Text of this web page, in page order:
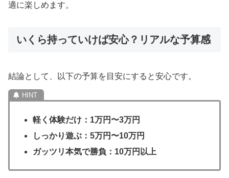
適に楽しめます。
いくら持っていけば安心？リアルな予算感
結論として、以下の予算を目安にすると安心です。
軽く体験だけ：1万円〜3万円
しっかり遊ぶ：5万円〜10万円
ガッツリ本気で勝負：10万円以上